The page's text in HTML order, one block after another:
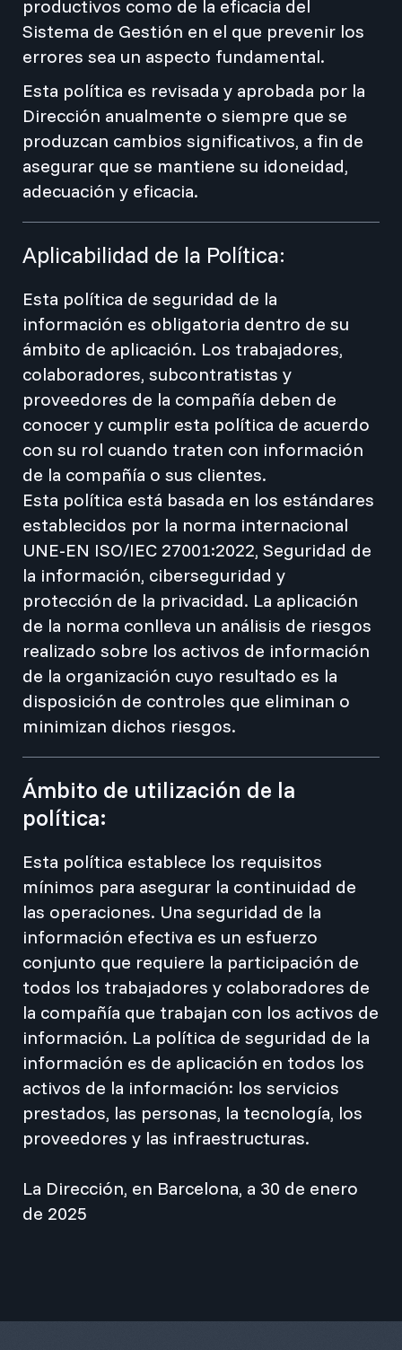
productivos como de la eficacia del
Sistema de Gestión en el que prevenir los
errores sea un aspecto fundamental.
Esta política es revisada y aprobada por la
Dirección anualmente o siempre que se
produzcan cambios significativos, a fin de
asegurar que se mantiene su idoneidad,
adecuación y eficacia.
Aplicabilidad de la Política:
Esta política de seguridad de la
información es obligatoria dentro de su
ámbito de aplicación. Los trabajadores,
colaboradores, subcontratistas y
proveedores de la compañía deben de
conocer y cumplir esta política de acuerdo
con su rol cuando traten con información
de la compañía o sus clientes.
Esta política está basada en los estándares
establecidos por la norma internacional
UNE-EN ISO/IEC 27001:2022, Seguridad de
la información, ciberseguridad y
protección de la privacidad. La aplicación
de la norma conlleva un análisis de riesgos
realizado sobre los activos de información
de la organización cuyo resultado es la
disposición de controles que eliminan o
minimizan dichos riesgos.
Ámbito de utilización de la
política:
Esta política establece los requisitos
mínimos para asegurar la continuidad de
las operaciones. Una seguridad de la
información efectiva es un esfuerzo
conjunto que requiere la participación de
todos los trabajadores y colaboradores de
la compañía que trabajan con los activos de
información. La política de seguridad de la
información es de aplicación en todos los
activos de la información: los servicios
prestados, las personas, la tecnología, los
proveedores y las infraestructuras.
La Dirección, en Barcelona, a 30 de enero
de 2025